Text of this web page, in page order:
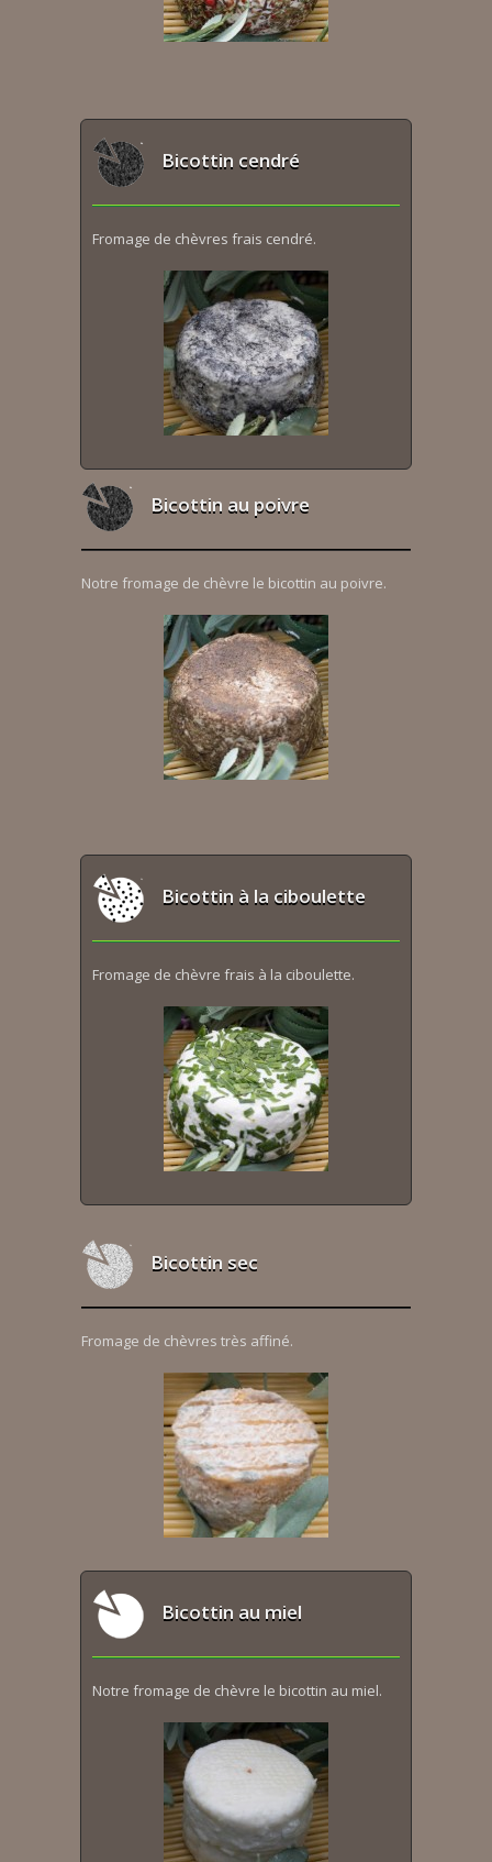
Bicottin cendré
Fromage de chèvres frais cendré.
Bicottin au poivre
Notre fromage de chèvre le bicottin au poivre.
Bicottin à la ciboulette
Fromage de chèvre frais à la ciboulette.
Bicottin sec
Fromage de chèvres très affiné.
Bicottin au miel
Notre fromage de chèvre le bicottin au miel.